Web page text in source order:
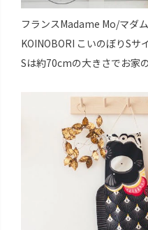
フランスMadame Mo/マダ
KOINOBORI こいのぼりSサ
Sは約70cmの大きさでお家